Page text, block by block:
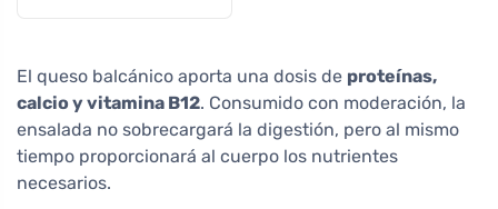
El queso balcánico aporta una dosis de proteínas,
calcio y vitamina B12. Consumido con moderación, la
ensalada no sobrecargará la digestión, pero al mismo
tiempo proporcionará al cuerpo los nutrientes
necesarios.